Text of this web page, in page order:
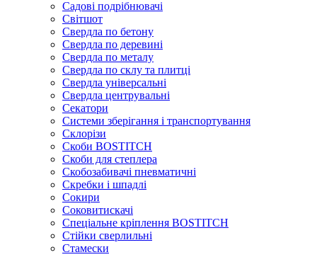
Садові подрібнювачі
Світшот
Свердла по бетону
Свердла по деревині
Свердла по металу
Свердла по склу та плитці
Свердла універсальні
Свердла центрувальні
Секатори
Системи зберігання і транспортування
Склорізи
Скоби BOSTITCH
Скоби для степлера
Скобозабивачі пневматичні
Скребки і шпадлі
Сокири
Соковитискачі
Спеціальне кріплення BOSTITCH
Стійки сверлильні
Стамески